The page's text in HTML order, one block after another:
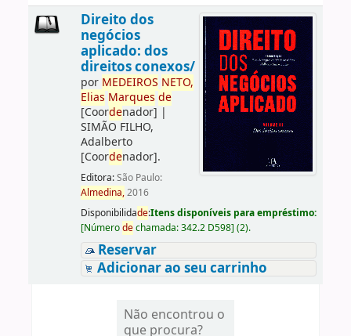
Direito dos
negócios
aplicado: dos
direitos conexos/
por MEDEIROS NETO,
Elias Marques de
[Coordenador] |
SIMÃO FILHO,
Adalberto
[Coordenador].
Editora:São Paulo:
Almedina,2016
Disponibilidade:Itens disponíveis para empréstimo:
[Númerodechamada:342.2 D598] (2).
Reservar
Adicionar ao seu carrinho
Não encontrou o
que procura?